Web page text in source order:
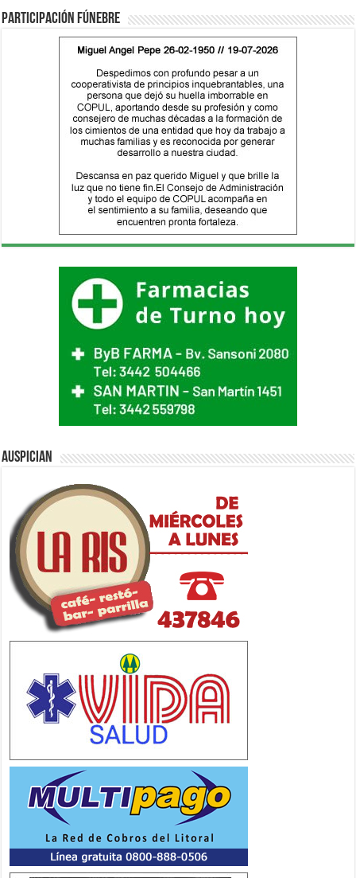
Participación fúnebre
Auspician